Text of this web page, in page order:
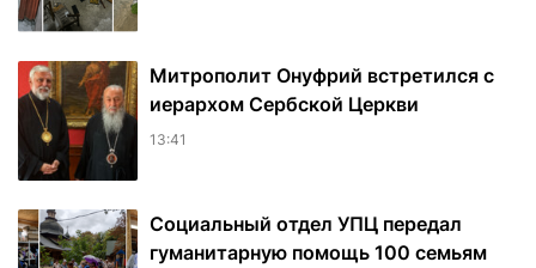
Митрополит Онуфрий встретился с
иерархом Сербской Церкви
13:41
Социальный отдел УПЦ передал
гуманитарную помощь 100 семьям